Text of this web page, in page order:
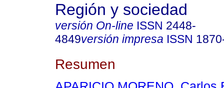
Región y sociedad
versión On-line ISSN 2448-
4849versión impresa ISSN
Resumen